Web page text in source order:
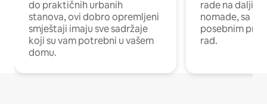
do praktičnih urbanih
stanova, ovi dobro opremljeni
smještaji imaju sve sadržaje
koji su vam potrebni u vašem
domu.
rade na
nomade, sa
posebnim
rad.